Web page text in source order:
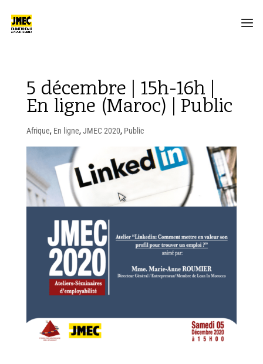
5 décembre | 15h-16h |
En ligne (Maroc) | Public
Afrique, En ligne,JMEC 2020, Public